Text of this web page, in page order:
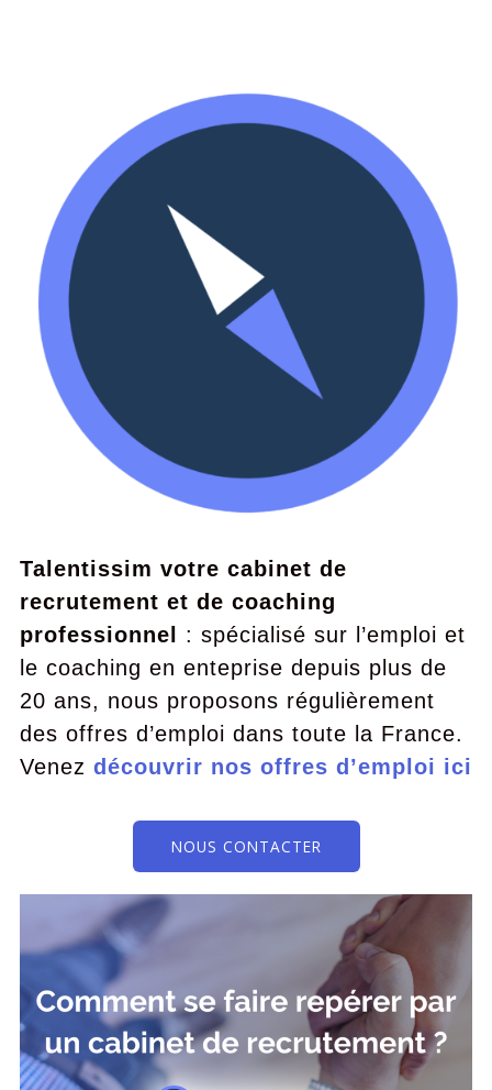
Talentissim votre cabinet de
recrutement et de coaching
professionnel
: spécialisé sur l’emploi et
le coaching en enteprise depuis plus de
20 ans, nous proposons régulièrement
des offres d’emploi dans toute la France.
Venez découvrir nos offres d’emploi ici
NOUS CONTACTER